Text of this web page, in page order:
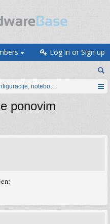
Log in or Sign up
notebook računari, servis
ponovim